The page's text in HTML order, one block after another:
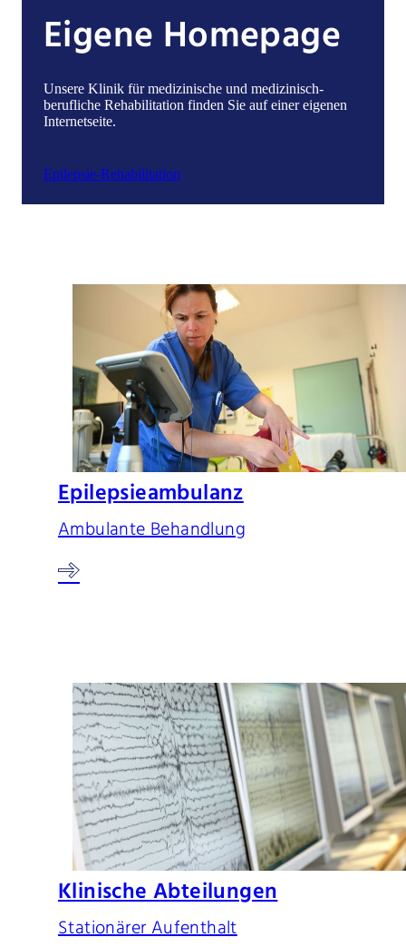
Eigene Homepage
Unsere Klinik für medizinische und medizinisch-
berufliche Rehabilitation finden Sie auf einer eigenen
Internetseite.
Epilepsie-Rehabilitation
Epilepsieambulanz
Ambulante Behandlung
Klinische Abteilungen
Stationärer Aufenthalt